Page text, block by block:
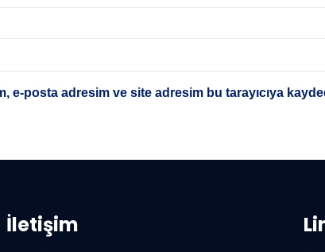
e-posta adresim ve site adresim bu tarayıcıya
İletişim